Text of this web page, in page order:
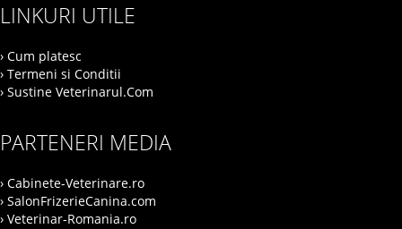
LINKURI UTILE
› Cum platesc
› Termeni si Conditii
› Sustine Veterinarul.Com
PARTENERI MEDIA
› Cabinete-Veterinare.ro
› SalonFrizerieCanina.com
› Veterinar-Romania.ro